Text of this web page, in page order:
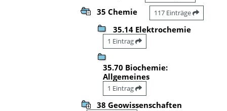
35 Chemie 117 Einträge
35.14 Elektrochemie
1 Eintrag
35.70 Biochemie:
Allgemeines
1 Eintrag
38 Geowissenschaften